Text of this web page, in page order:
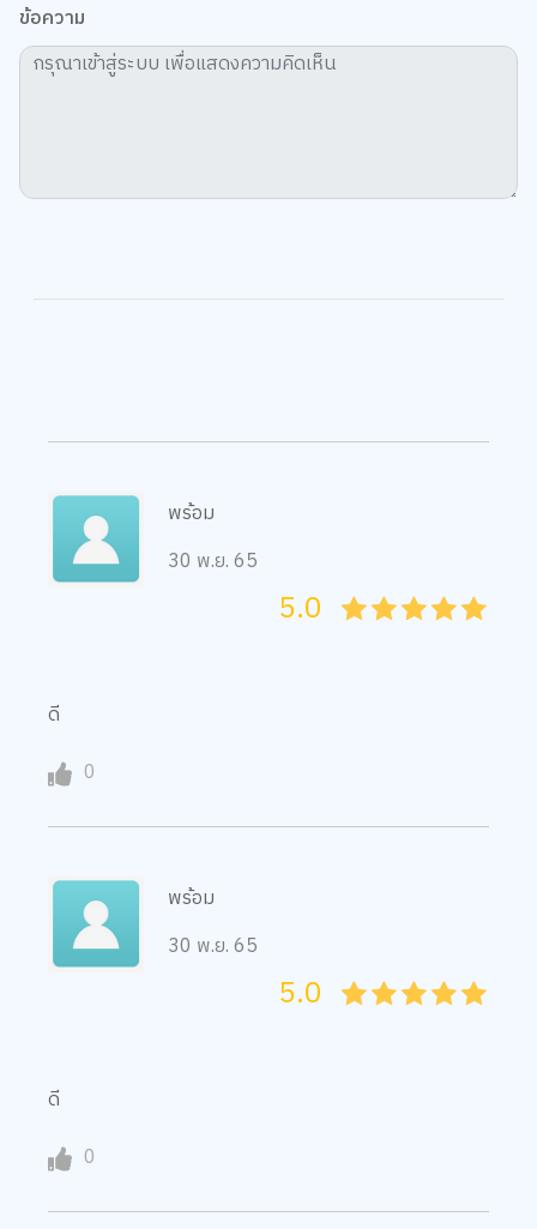
ข้อความ
พร้อม
30 พ.ย. 65
45
4
35
3
25
2
15
1
05
5.0
ดี
0
พร้อม
30 พ.ย. 65
45
4
35
3
25
2
15
1
05
5.0
ดี
0